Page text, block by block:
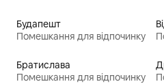
Будапешт
Помешкання для відпочинку
Братислава
Помешкання для відпочинку